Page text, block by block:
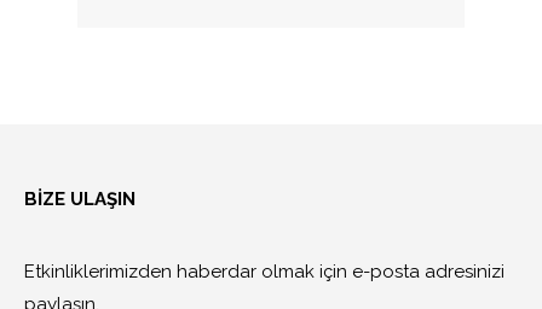
BİZE ULAŞIN
Etkinliklerimizden haberdar olmak için e-posta adresinizi
paylaşın.